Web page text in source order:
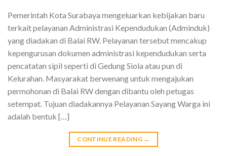
Pemerintah Kota Surabaya mengeluarkan kebijakan baru
terkait pelayanan Administrasi Kependudukan (Adminduk)
yang diadakan di Balai RW. Pelayanan tersebut mencakup
kepengurusan dokumen administrasi kependudukan serta
pencatatan sipil seperti di Gedung Siola atau pun di
Kelurahan. Masyarakat berwenang untuk mengajukan
permohonan di Balai RW dengan dibantu oleh petugas
setempat. Tujuan diadakannya Pelayanan Sayang Warga ini
adalah bentuk […]
CONTINUE READING →